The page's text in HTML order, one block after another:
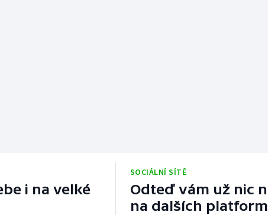
i na velké
SOCIÁLNÍ SÍTĚ
Odteď vám už nic
na dalších